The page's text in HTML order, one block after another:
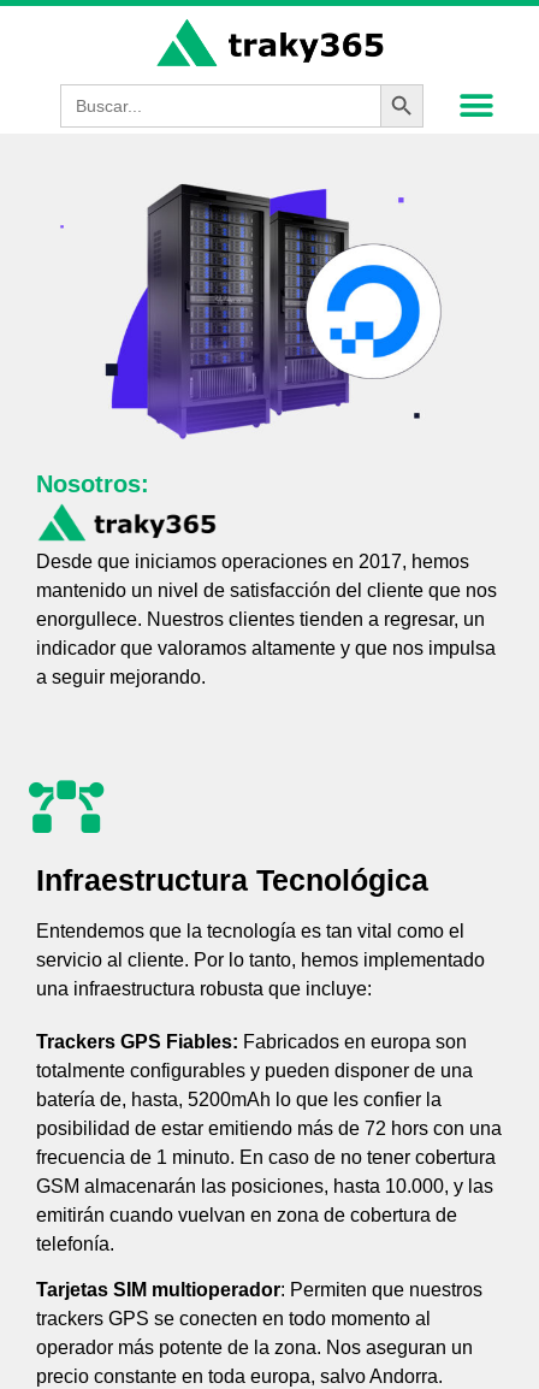
Buscar: Botón de
Nosotros:
Desde que iniciamos operaciones en 2017, hemos
mantenido un nivel de satisfacción del cliente que nos
enorgullece. Nuestros clientes tienden a regresar, un
indicador que valoramos altamente y que nos impulsa
a seguir mejorando.
Infraestructura Tecnológica
Entendemos que la tecnología es tan vital como el
servicio al cliente. Por lo tanto, hemos implementado
una infraestructura robusta que incluye:
Trackers GPS Fiables: Fabricados en europa son
totalmente configurables y pueden disponer de una
batería de, hasta, 5200mAh lo que les confier la
posibilidad de estar emitiendo más de 72 hors con una
frecuencia de 1 minuto. En caso de no tener cobertura
GSM almacenarán las posiciones, hasta 10.000, y las
emitirán cuando vuelvan en zona de cobertura de
telefonía.
Tarjetas SIM multioperador: Permiten que nuestros
trackers GPS se conecten en todo momento al
operador más potente de la zona. Nos aseguran un
precio constante en toda europa, salvo Andorra.